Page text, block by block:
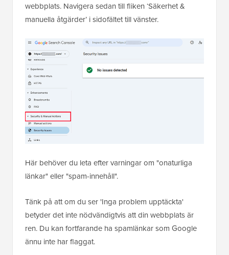
webbplats. Navigera sedan till fliken ‘Säkerhet &
manuella åtgärder’ i sidofältet till vänster.
Här behöver du leta efter varningar om "onaturliga
länkar" eller "spam-innehåll".
Tänk på att om du ser 'Inga problem upptäckta'
betyder det inte nödvändigtvis att din webbplats är
ren. Du kan fortfarande ha spamlänkar som Google
ännu inte har flaggat.